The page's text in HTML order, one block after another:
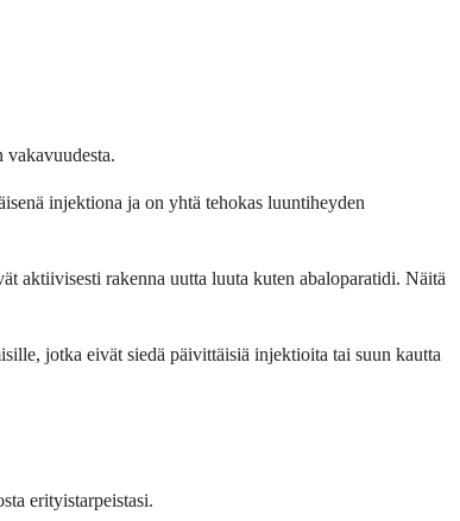
vakavuudesta.
injektiona ja on yhtä tehokas luuntiheyden
aktiivisesti rakenna uutta luuta kuten abaloparatidi. Näitä
jotka eivät siedä päivittäisiä injektioita tai suun kautta
erityistarpeistasi.